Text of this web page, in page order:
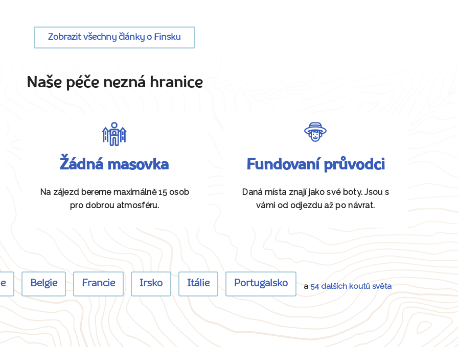
Zobrazit všechny články o Finsku
Naše péče nezná hranice
Žádná masovka
Na zájezd bereme maximálně 15 osob
pro dobrou atmosféru.
Fundovaní průvodci
Daná místa znají jako své boty. Jsou s
vámi od odjezdu až po návrat.
Belgie Francie Irsko Itálie Portugalsko a54 dalších koutů světa